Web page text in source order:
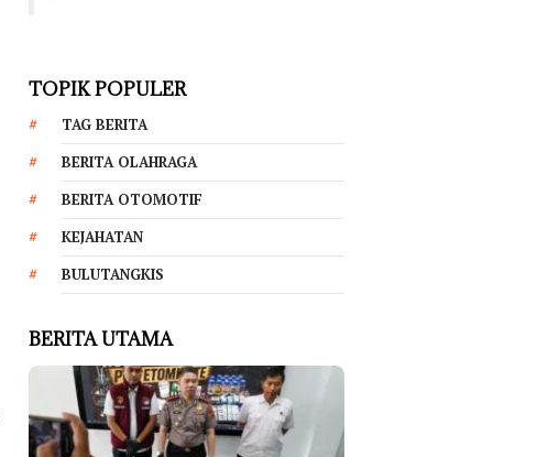
TOPIK POPULER
TAG BERITA
BERITA OLAHRAGA
BERITA OTOMOTIF
KEJAHATAN
BULUTANGKIS
BERITA UTAMA